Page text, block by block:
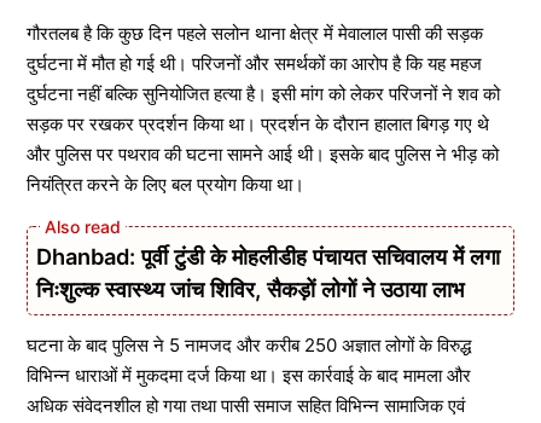
गौरतलब है कि कुछ दिन पहले सलोन थाना क्षेत्र में मेवालाल पासी की सड़क
दुर्घटना में मौत हो गई थी। परिजनों और समर्थकों का आरोप है कि यह महज
दुर्घटना नहीं बल्कि सुनियोजित हत्या है। इसी मांग को लेकर परिजनों ने शव को
सड़क पर रखकर प्रदर्शन किया था। प्रदर्शन के दौरान हालात बिगड़ गए थे
और पुलिस पर पथराव की घटना सामने आई थी। इसके बाद पुलिस ने भीड़ को
नियंत्रित करने के लिए बल प्रयोग किया था।
Dhanbad: पूर्वी टुंडी के मोहलीडीह पंचायत सचिवालय में लगा
निःशुल्क स्वास्थ्य जांच शिविर, सैकड़ों लोगों ने उठाया लाभ
घटना के बाद पुलिस ने 5 नामजद और करीब 250 अज्ञात लोगों के विरुद्ध
विभिन्न धाराओं में मुकदमा दर्ज किया था। इस कार्रवाई के बाद मामला और
अधिक संवेदनशील हो गया तथा पासी समाज सहित विभिन्न सामाजिक एवं